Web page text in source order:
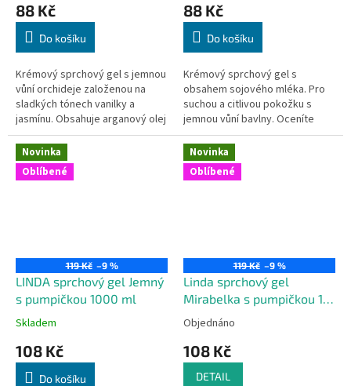
88 Kč
Do košíku
Krémový sprchový gel s jemnou
vůní orchideje založenou na
sladkých tónech vanilky a
jasmínu. Obsahuje arganový olej
a proto je pokožka krásně
vláčná a hydratovaná. Oceníte...
88 Kč
Do košíku
Krémový sprchový gel s
obsahem sojového mléka. Pro
suchou a citlivou pokožku s
jemnou vůní bavlny. Oceníte
praktickou pumpičku ve velkém
balení. Nyní nové balení a větší
obsah...
Novinka
Oblíbené
119 Kč –9 %
LINDA sprchový gel Jemný
s pumpičkou 1000 ml
Skladem
108 Kč
Do košíku
Novinka
Oblíbené
119 Kč –9 %
Linda sprchový gel
Mirabelka s pumpičkou 1
litr
Objednáno
108 Kč
DETAIL